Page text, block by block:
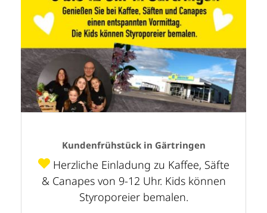
Kundenfrühstück in Gärtringen
Herzliche Einladung zu Kaffee, Säfte
& Canapes von 9-12 Uhr. Kids können
Styroporeier bemalen.